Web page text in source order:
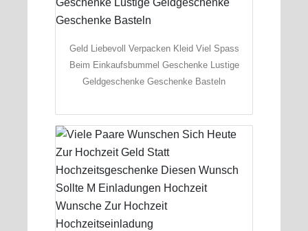
Geld Liebevoll Verpacken Kleid Viel Spass
Beim Einkaufsbummel Geschenke Lustige
Geldgeschenke Geschenke Basteln